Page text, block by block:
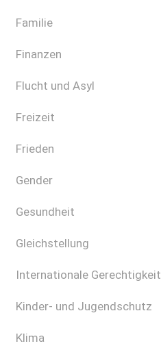
Familie
Finanzen
Flucht und Asyl
Freizeit
Frieden
Gender
Gesundheit
Gleichstellung
Internationale Gerechtigkeit
Kinder- und Jugendschutz
Klima